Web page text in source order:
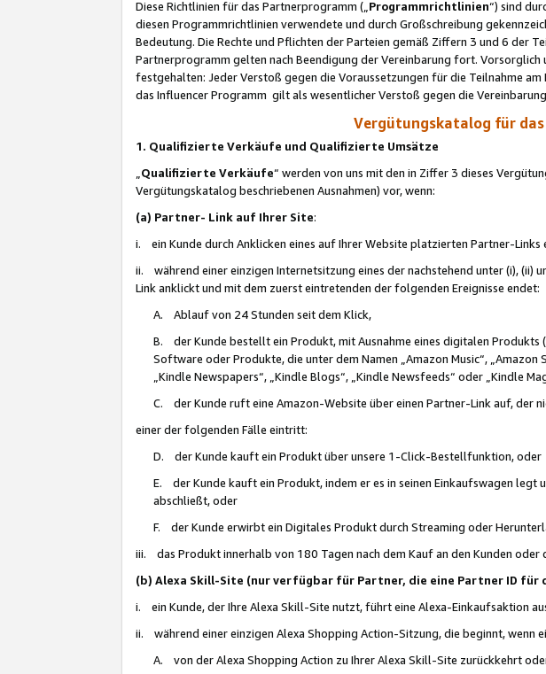
Diese Richtlinien für das Partnerprogramm („Programmrichtlinien“) sind
diesen Programmrichtlinien verwendete und durch Großschreibung
Bedeutung. Die Rechte und Pflichten der Parteien gemäß Ziffern 3 und 6 der
Partnerprogramm gelten nach Beendigung der Vereinbarung fort.
festgehalten: Jeder Verstoß gegen die Voraussetzungen für die Teilnahme
das Influencer Programm gilt als wesentlicher Verstoß gegen die
Vergütungskatalog für
1. Qualifizierte Verkäufe und Qualifizierte Umsätze
Qualifizierte Verkäufe“ werden von uns mit den in Ziffer 3 dieses
Vergütungskatalog beschriebenen Ausnahmen) vor, wenn:
(a) Partner- Link auf Ihrer Site:
i. ein Kunde durch Anklicken eines auf Ihrer Website platzierten Partner-
ii. während einer einzigen Internetsitzung eines der nachstehend unter (i), (ii)
Link anklickt und mit dem zuerst eintretenden der folgenden Ereignisse endet:
A. Ablauf von 24 Stunden seit dem Klick,
B. der Kunde bestellt ein Produkt, mit Ausnahme eines digitalen Produkts
Software oder Produkte, die unter dem Namen „Amazon Music“, „Amazon
„Kindle Newspapers“, „Kindle Blogs“, „Kindle Newsfeeds“ oder „Kindle
C. der Kunde ruft eine Amazon-Website über einen Partner-Link auf, der
einer der folgenden Fälle eintritt:
D. der Kunde kauft ein Produkt über unsere 1-Click-Bestellfunktion, oder
E. der Kunde kauft ein Produkt, indem er es in seinen Einkaufswagen legt
abschließt, oder
F. der Kunde erwirbt ein Digitales Produkt durch Streaming oder
iii. das Produkt innerhalb von 180 Tagen nach dem Kauf an den Kunden
(b) Alexa Skill-Site (nur verfügbar für Partner, die eine Partner ID für
i. ein Kunde, der Ihre Alexa Skill-Site nutzt, führt eine Alexa-Einkaufsaktion
ii. während einer einzigen Alexa Shopping Action-Sitzung, die beginnt, wenn
A. von der Alexa Shopping Action zu Ihrer Alexa Skill-Site zurückkehrt